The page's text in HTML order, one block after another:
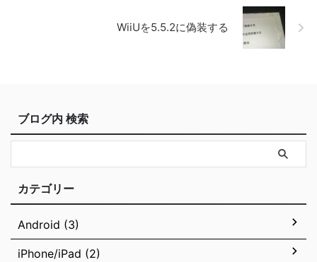
WiiUを5.5.2に偽装する
ブログ内 検索
カテゴリー
Android (3)
iPhone/iPad (2)